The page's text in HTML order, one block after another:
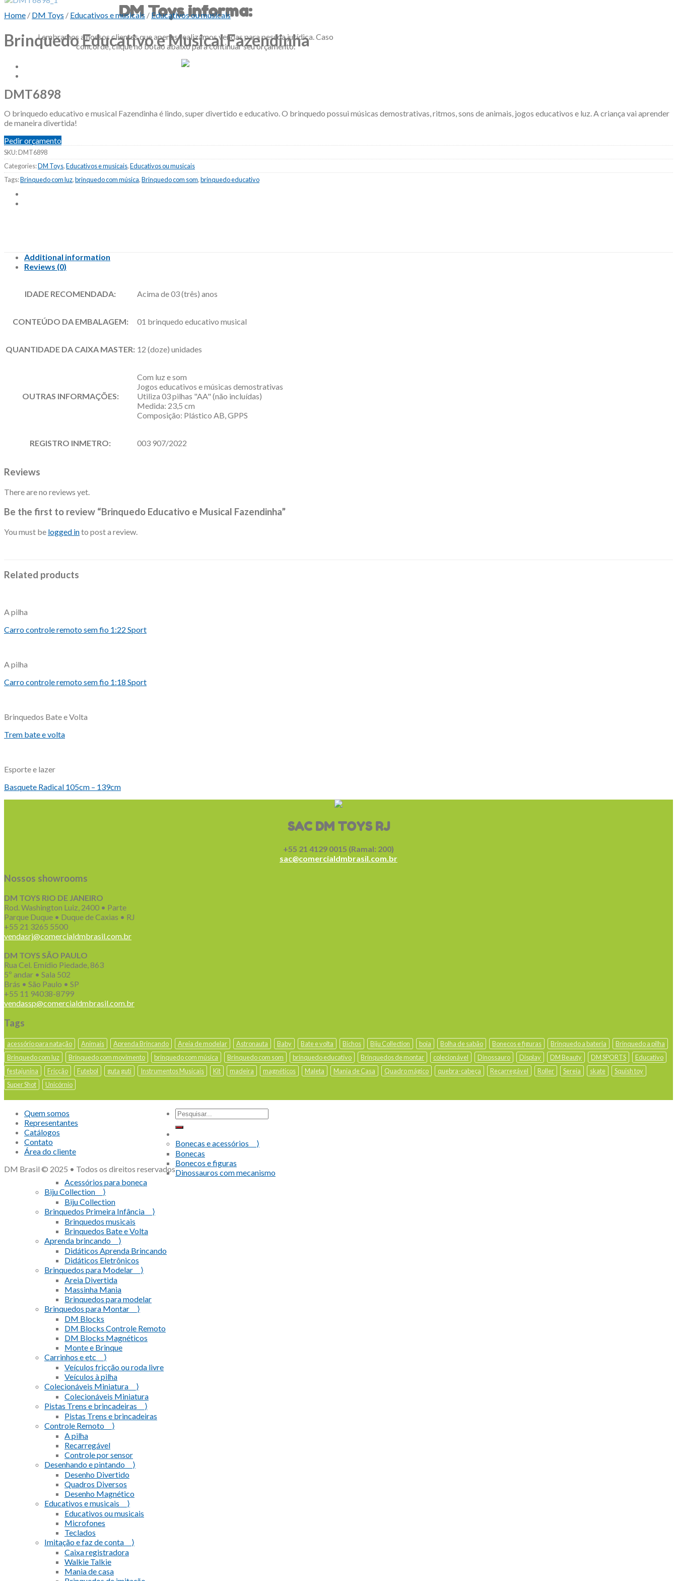
DM Toys informa:
Lembramos a nossos clientes que apenas realizamos vendas para pessoa jurídica. Caso
concorde, clique no botão abaixo para continuar seu orçamento.
Home / DM Toys / Educativos e musicais / Educativos ou musicais
Brinquedo Educativo e Musical Fazendinha
DMT6898
O brinquedo educativo e musical Fazendinha é lindo, super divertido e educativo. O brinquedo possui músicas demostrativas, ritmos, sons de animais, jogos educativos e luz. A criança vai aprender
de maneira divertida!
Pedir orçamento
SKU:DMT6898
Categories:DM Toys,Educativos e musicais,Educativos ou musicais
Tags:Brinquedo com luz,brinquedo com música,Brinquedo com som,brinquedo educativo
Additional information
Reviews (0)
IDADE RECOMENDADA: Acima de 03 (três) anos
CONTEÚDO DA EMBALAGEM: 01 brinquedo educativo musical
QUANTIDADE DA CAIXA MASTER: 12 (doze) unidades
OUTRAS INFORMAÇÕES:
Com luz e som
Jogos educativos e músicas demostrativas
Utiliza 03 pilhas "AA" (não incluídas)
Medida: 23,5 cm
Composição: Plástico AB, GPPS
REGISTRO INMETRO: 003 907/2022
Reviews
There are no reviews yet.
Be the first to review “Brinquedo Educativo e Musical Fazendinha”
You must be logged into post a review.
Related products
A pilha
Carro controle remoto sem fio 1:22 Sport
A pilha
Carro controle remoto sem fio 1:18 Sport
Brinquedos Bate e Volta
Trem bate e volta
Esporte e lazer
Basquete Radical 105cm – 139cm
SAC DM TOYS RJ
+55 21 4129 0015 (Ramal: 200)
sac@comercialdmbrasil.com.br
Nossos showrooms
DM TOYS RIO DE JANEIRO
Rod. Washington Luiz, 2400 • Parte
Parque Duque • Duque de Caxias • RJ
+55 21 3265 5500
vendasrj@comercialdmbrasil.com.br
DM TOYS SÃO PAULO
Rua Cel. Emídio Piedade, 863
5º andar • Sala 502
Brás • São Paulo • SP
+55 11 94038-8799
vendassp@comercialdmbrasil.com.br
Tags
acessório para natação Animais Aprenda Brincando Areia de modelar Astronauta Baby Bate e volta Bichos Biju Collection boia Bolha de sabão Bonecos e figuras Brinquedo a bateria
Brinquedo a pilha
Brinquedo com luz
Brinquedo com movimento brinquedo com música Brinquedo com som brinquedo educativo Brinquedos de montar colecionável Dinossauro Display DM Beauty DM SPORTS
Educativo
festajunina
Fricção Futebol guta guti Instrumentos Musicais Kit madeira magnéticos Maleta Mania de Casa Quadro mágico quebra-cabeça Recarregável Roller Sereia skate
Squish toy
Super Shot
Unicórnio
Quem somos
Representantes
Catálogos
Contato
Área do cliente
DM Brasil © 2025 • Todos os direitos reservados
Bonecas e acessórios ⟩
Bonecas
Bonecos e figuras
Dinossauros com mecanismo
Acessórios para boneca
Biju Collection ⟩
Biju Collection
Brinquedos Primeira Infância ⟩
Brinquedos musicais
Brinquedos Bate e Volta
Aprenda brincando ⟩
Didáticos Aprenda Brincando
Didáticos Eletrônicos
Brinquedos para Modelar ⟩
Areia Divertida
Massinha Mania
Brinquedos para modelar
Brinquedos para Montar ⟩
DM Blocks
DM Blocks Controle Remoto
DM Blocks Magnéticos
Monte e Brinque
Carrinhos e etc ⟩
Veículos fricção ou roda livre
Veículos à pilha
Colecionáveis Miniatura ⟩
Colecionáveis Miniatura
Pistas Trens e brincadeiras ⟩
Pistas Trens e brincadeiras
Controle Remoto ⟩
A pilha
Recarregável
Controle por sensor
Desenhando e pintando ⟩
Desenho Divertido
Quadros Diversos
Desenho Magnético
Educativos e musicais ⟩
Educativos ou musicais
Microfones
Teclados
Imitação e faz de conta ⟩
Caixa registradora
Walkie Talkie
Mania de casa